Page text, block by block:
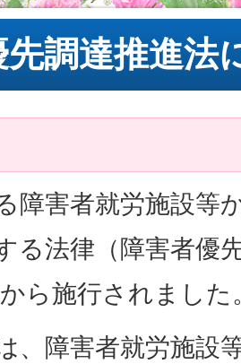
先調達推進法
障害者就労施設等
る法律（障害者優
ら施行されました
、障害者就労施設